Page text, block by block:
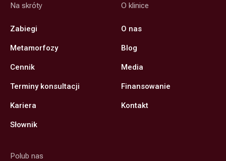
Na skróty
Zabiegi
Metamorfozy
Cennik
Terminy konsultacji
Kariera
Słownik
O klinice
O nas
Blog
Media
Finansowanie
Kontakt
Polub nas